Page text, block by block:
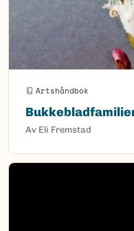
Artshåndbok
Av Eli Fremstad